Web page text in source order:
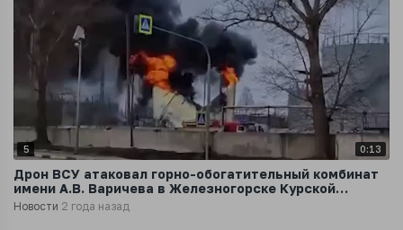
5 0:13
Дрон ВСУ атаковал горно-обогатительный комбинат
имени А.В. Варичева в Железногорске Курской
области
Новости 2 года назад